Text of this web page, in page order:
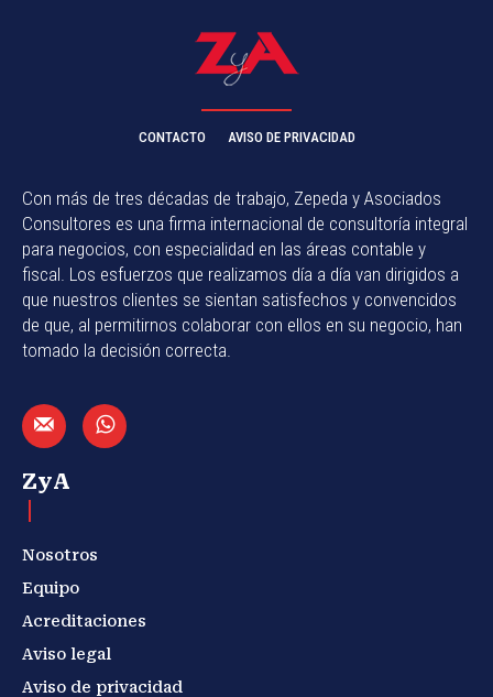
CONTACTO AVISO DE PRIVACIDAD
Con más de tres décadas de trabajo, Zepeda y Asociados
Consultores es una firma internacional de consultoría integral
para negocios, con especialidad en las áreas contable y
fiscal. Los esfuerzos que realizamos día a día van dirigidos a
que nuestros clientes se sientan satisfechos y convencidos
de que, al permitirnos colaborar con ellos en su negocio, han
tomado la decisión correcta.
ZyA
Nosotros
Equipo
Acreditaciones
Aviso legal
Aviso de privacidad